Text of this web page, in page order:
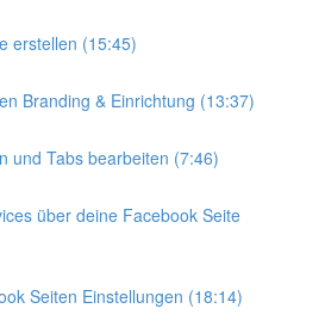
erstellen (15:45)
Branding & Einrichtung (13:37)
und Tabs bearbeiten (7:46)
über deine Facebook Seite
Seiten Einstellungen (18:14)